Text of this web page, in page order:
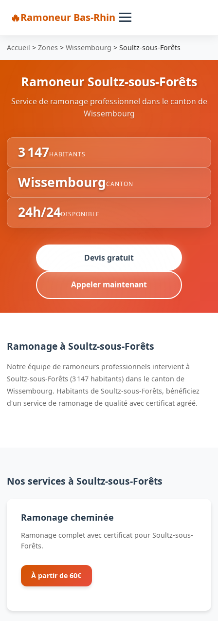
Ramoneur Bas-Rhin
Accueil >Zones >Wissembourg >Soultz-sous-Forêts
Ramoneur Soultz-sous-Forêts
Service de ramonage professionnel dans le canton de
Wissembourg
3 147HABITANTS
WissembourgCANTON
24h/24DISPONIBLE
Devis gratuit
Appeler maintenant
Ramonage à Soultz-sous-Forêts
Notre équipe de ramoneurs professionnels intervient à
Soultz-sous-Forêts (3 147 habitants) dans le canton de
Wissembourg. Habitants de Soultz-sous-Forêts, bénéficiez
d'un service de ramonage de qualité avec certificat agréé.
Nos services à Soultz-sous-Forêts
Ramonage cheminée
Ramonage complet avec certificat pour Soultz-sous-
Forêts.
À partir de 60€